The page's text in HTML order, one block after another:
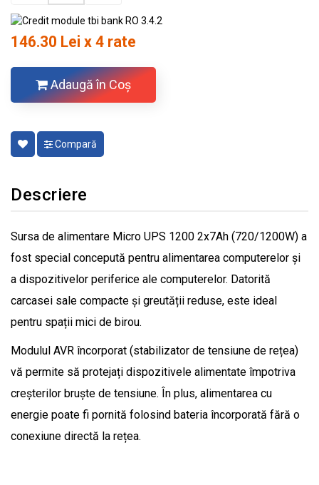
146.30 Lei x 4 rate
Adaugă în Coş
Compară
Descriere
Sursa de alimentare Micro UPS 1200 2x7Ah (720/1200W) a
fost special concepută pentru alimentarea computerelor și
a dispozitivelor periferice ale computerelor. Datorită
carcasei sale compacte și greutății reduse, este ideal
pentru spații mici de birou.
Modulul AVR încorporat (stabilizator de tensiune de rețea)
vă permite să protejați dispozitivele alimentate împotriva
creșterilor bruște de tensiune. În plus, alimentarea cu
energie poate fi pornită folosind bateria încorporată fără o
conexiune directă la rețea.